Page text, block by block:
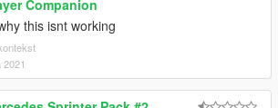
Companion
this isnt working